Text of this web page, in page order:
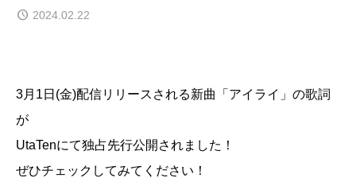
2024.02.22
3月1日(金)配信リリースされる新曲「アイライ」の歌詞
が
UtaTenにて独占先行公開されました！
ぜひチェックしてみてください！